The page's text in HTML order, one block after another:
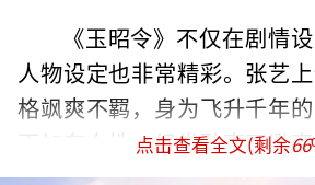
《玉昭令》不仅在剧情
人物设定也非常精彩。张艺
格飒爽不羁，身为飞升千年
更加有血性，经常耿直不逊
演的男主角展颜性格外冷内
点击查看全文(剩余66